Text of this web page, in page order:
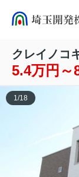
クレイノコ
5.4万円～
1 /18